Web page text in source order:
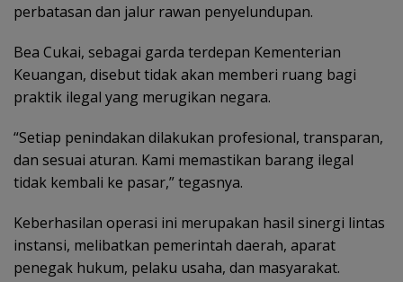
perbatasan dan jalur rawan penyelundupan.
Bea Cukai, sebagai garda terdepan Kementerian
Keuangan, disebut tidak akan memberi ruang bagi
praktik ilegal yang merugikan negara.
“Setiap penindakan dilakukan profesional, transparan,
dan sesuai aturan. Kami memastikan barang ilegal
tidak kembali ke pasar,” tegasnya.
Keberhasilan operasi ini merupakan hasil sinergi lintas
instansi, melibatkan pemerintah daerah, aparat
penegak hukum, pelaku usaha, dan masyarakat.